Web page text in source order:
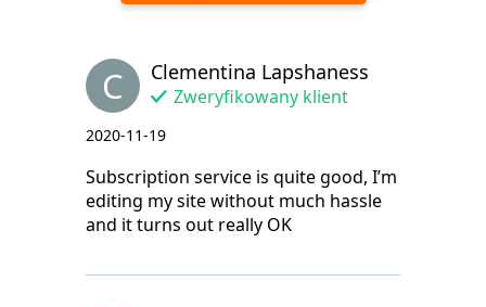
C Clementina Lapshaness
Zweryfikowany klient
2020-11-19
Subscription service is quite good, I’m
editing my site without much hassle
and it turns out really OK